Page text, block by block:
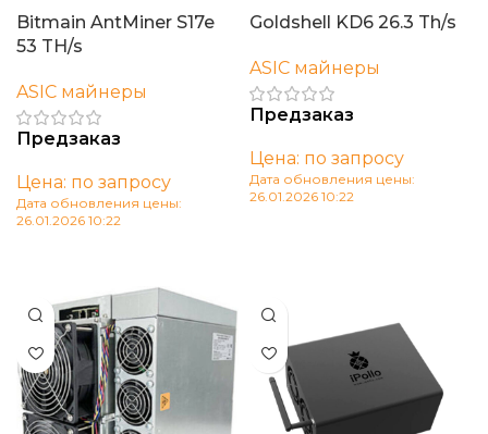
Bitmain AntMiner S17e
53 TH/s
ASIC майнеры
Предзаказ
Цена: по запросу
Дата обновления цены:
26.01.2026 10:22
Goldshell KD6 26.3 Th/s
ASIC майнеры
Предзаказ
Цена: по запросу
Дата обновления цены:
26.01.2026 10:22